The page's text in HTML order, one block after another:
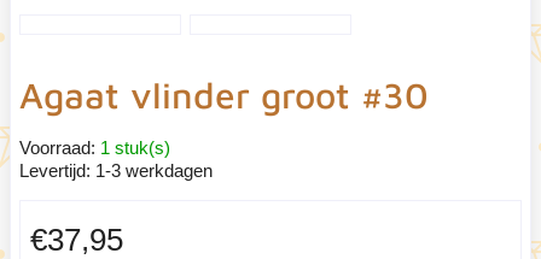
Agaat vlinder groot #30
Voorraad: 1 stuk(s)
Levertijd: 1-3 werkdagen
€37,95